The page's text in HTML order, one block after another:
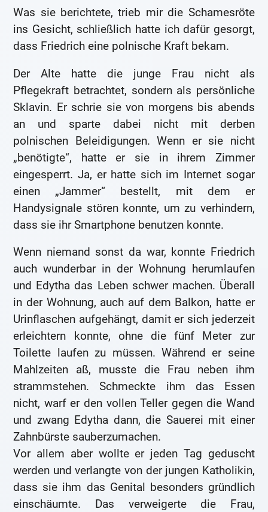
Was sie berichtete, trieb mir die Schamesröte
ins Gesicht, schließlich hatte ich dafür gesorgt,
dass Friedrich eine polnische Kraft bekam.
Der Alte hatte die junge Frau nicht als
Pflegekraft betrachtet, sondern als persönliche
Sklavin. Er schrie sie von morgens bis abends
an und sparte dabei nicht mit derben
polnischen Beleidigungen. Wenn er sie nicht
„benötigte“, hatte er sie in ihrem Zimmer
eingesperrt. Ja, er hatte sich im Internet sogar
einen „Jammer“ bestellt, mit dem er
Handysignale stören konnte, um zu verhindern,
dass sie ihr Smartphone benutzen konnte.
Wenn niemand sonst da war, konnte Friedrich
auch wunderbar in der Wohnung herumlaufen
und Edytha das Leben schwer machen. Überall
in der Wohnung, auch auf dem Balkon, hatte er
Urinflaschen aufgehängt, damit er sich jederzeit
erleichtern konnte, ohne die fünf Meter zur
Toilette laufen zu müssen. Während er seine
Mahlzeiten aß, musste die Frau neben ihm
strammstehen. Schmeckte ihm das Essen
nicht, warf er den vollen Teller gegen die Wand
und zwang Edytha dann, die Sauerei mit einer
Zahnbürste sauberzumachen.
Vor allem aber wollte er jeden Tag geduscht
werden und verlangte von der jungen Katholikin,
dass sie ihm das Genital besonders gründlich
einschäumte. Das verweigerte die Frau,